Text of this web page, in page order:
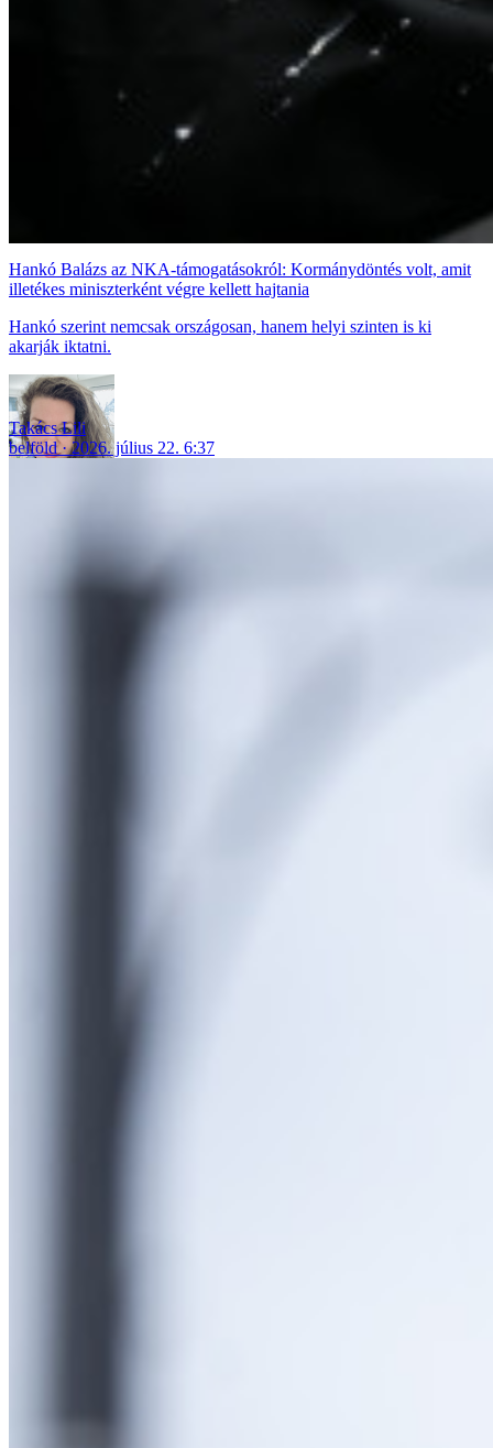
Hankó Balázs az NKA-támogatásokról: Kormánydöntés volt, amit
illetékes miniszterként végre kellett hajtania
Hankó szerint nemcsak országosan, hanem helyi szinten is ki
akarják iktatni.
Takács Lili
belföld
2026. július 22. 6:37